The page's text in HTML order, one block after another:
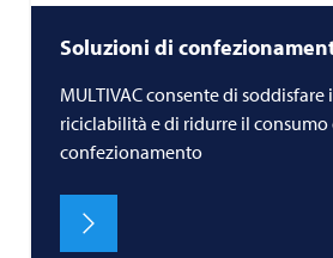
Soluzioni di
MULTIVAC consente di
riciclabilità e di ridurre il
confezionamento